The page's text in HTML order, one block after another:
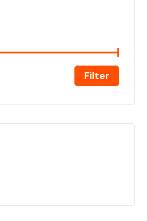
Filter